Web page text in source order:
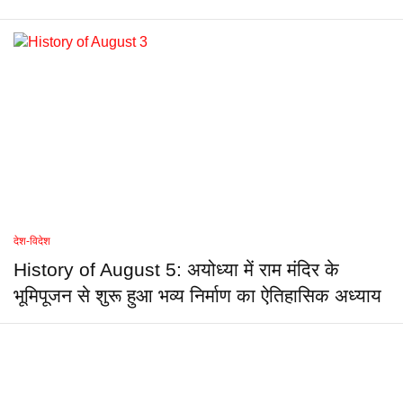
देश-विदेश
History of August 5: अयोध्या में राम मंदिर के
भूमिपूजन से शुरू हुआ भव्य निर्माण का ऐतिहासिक अध्याय